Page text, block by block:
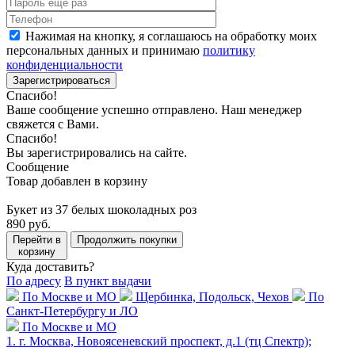
Нажимая на кнопку, я соглашаюсь на обработку моих
персональных данных и принимаю политику
конфиденциальности
Зарегистрироваться
Спасибо!
Ваше сообщение успешно отправлено. Наш менеджер
свяжется с Вами.
Спасибо!
Вы зарегистрировались на сайте.
Сообщение
Товар добавлен в корзину
Букет из 37 белых шоколадных роз
890 руб.
Перейти в
корзину
Продолжить покупки
Куда доставить?
По адресу В пункт выдачи
По Москве и МО
Щербинка, Подольск, Чехов
По
Санкт-Петербургу и ЛО
По Москве и МО
1. г. Москва, Новоясеневский проспект, д.1 (тц Спектр);